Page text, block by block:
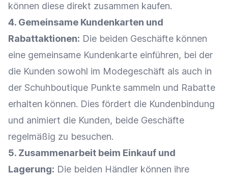
können diese direkt zusammen kaufen.
4. Gemeinsame Kundenkarten und
Rabattaktionen: Die beiden Geschäfte können
eine gemeinsame Kundenkarte einführen, bei der
die Kunden sowohl im Modegeschäft als auch in
der Schuhboutique Punkte sammeln und Rabatte
erhalten können. Dies fördert die Kundenbindung
und animiert die Kunden, beide Geschäfte
regelmäßig zu besuchen.
5. Zusammenarbeit beim Einkauf und
Lagerung: Die beiden Händler können ihre